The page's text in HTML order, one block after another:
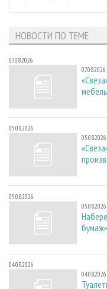
НОВОСТИ ПО ТЕМЕ
07.08.2026
07.08.2026
05.08.2026
05.08.2026
05.08.2026
05.08.2026
04.08.2026
04.08.2026